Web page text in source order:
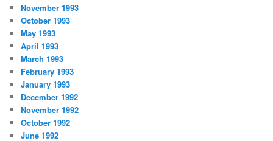
November 1993
October 1993
May 1993
April 1993
March 1993
February 1993
January 1993
December 1992
November 1992
October 1992
June 1992